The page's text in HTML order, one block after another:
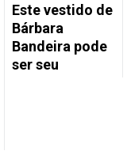
Este vestido de
Bárbara
Bandeira pode
ser seu